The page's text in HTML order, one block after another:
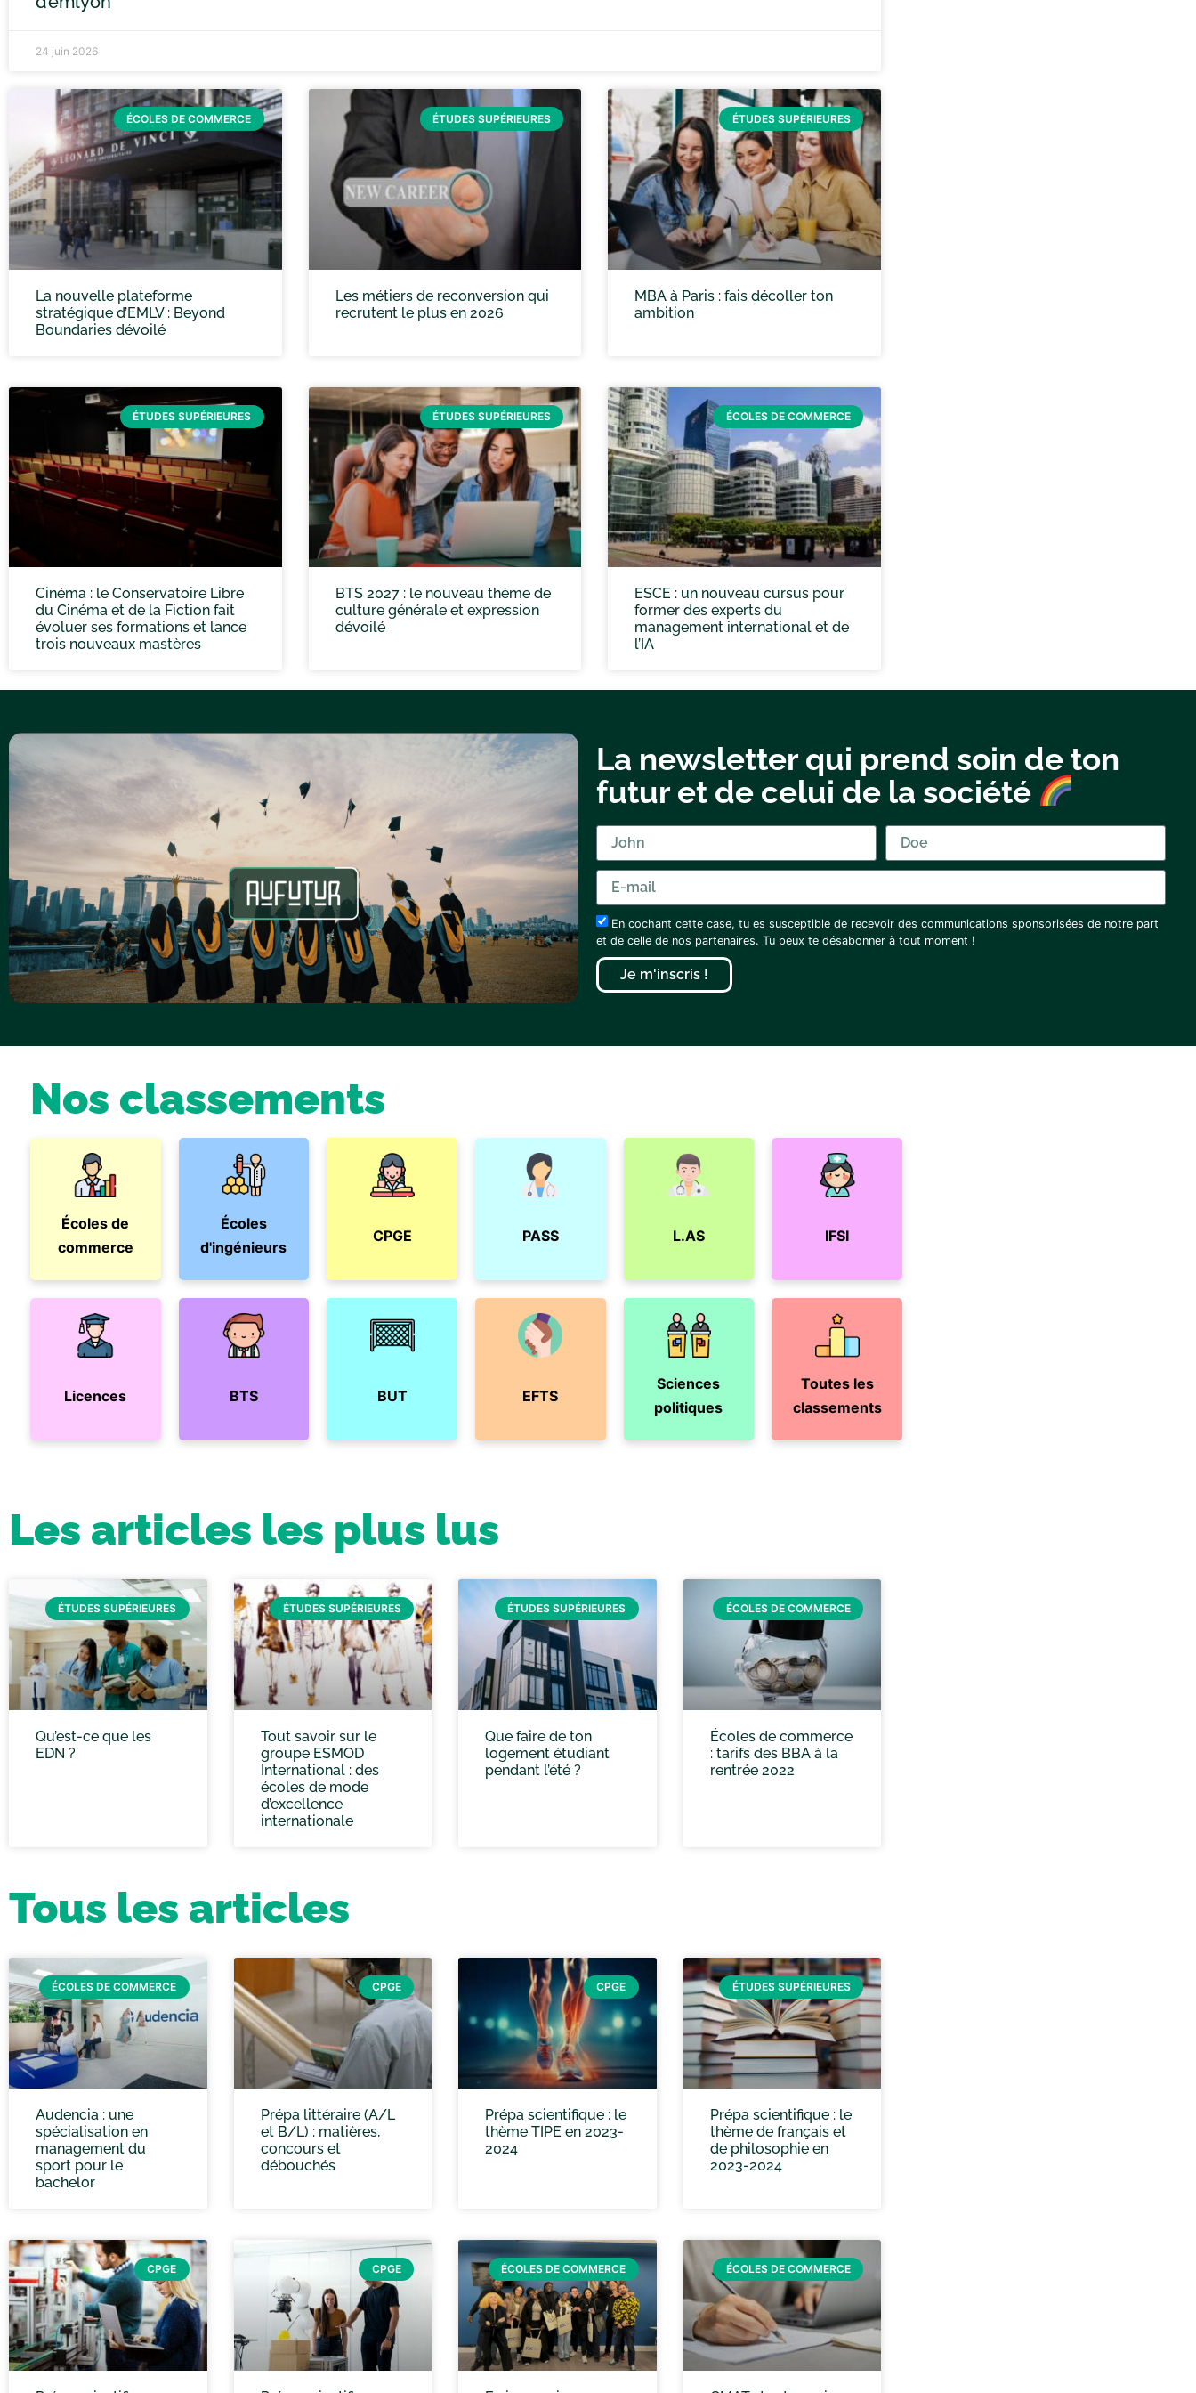
24 juin 2026
ÉCOLES DE COMMERCE
La nouvelle plateforme
stratégique d’EMLV : Beyond
Boundaries dévoilé
ÉTUDES SUPÉRIEURES
Les métiers de reconversion qui
recrutent le plus en 2026
ÉTUDES SUPÉRIEURES
MBA à Paris : fais décoller ton
ambition
ÉTUDES SUPÉRIEURES
Cinéma : le Conservatoire Libre
du Cinéma et de la Fiction fait
évoluer ses formations et lance
trois nouveaux mastères
ÉTUDES SUPÉRIEURES
BTS 2027 : le nouveau thème de
culture générale et expression
dévoilé
ÉCOLES DE COMMERCE
ESCE : un nouveau cursus pour
former des experts du
management international et de
l’IA
La newsletter qui prend soin de ton
futur et de celui de la société
En cochant cette case, tu es susceptible de recevoir des communications sponsorisées de notre part
et de celle de nos partenaires. Tu peux te désabonner à tout moment !
Je m'inscris !
Nos classements
Écoles de
commerce
Écoles
d'ingénieurs
CPGE PASS L.AS IFSI
Licences BTS BUT EFTS
Sciences
politiques
Toutes les
classements
Les articles les plus lus
ÉTUDES SUPÉRIEURES
Qu’est-ce que les
EDN ?
ÉTUDES SUPÉRIEURES
Tout savoir sur le
groupe ESMOD
International : des
écoles de mode
d’excellence
internationale
ÉTUDES SUPÉRIEURES
Que faire de ton
logement étudiant
pendant l’été ?
ÉCOLES DE COMMERCE
Écoles de commerce
: tarifs des BBA à la
rentrée 2022
Tous les articles
ÉCOLES DE COMMERCE
Audencia : une
spécialisation en
management du
sport pour le
bachelor
CPGE
Prépa littéraire (A/L
et B/L) : matières,
concours et
débouchés
CPGE
Prépa scientifique : le
thème TIPE en 2023-
2024
ÉTUDES SUPÉRIEURES
Prépa scientifique : le
thème de français et
de philosophie en
2023-2024
CPGE CPGE ÉCOLES DE COMMERCE ÉCOLES DE COMMERCE